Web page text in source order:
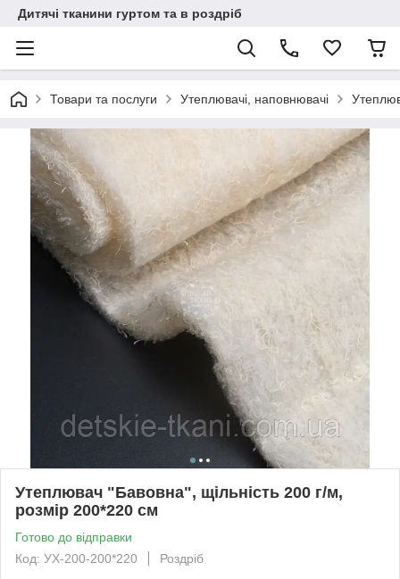
Дитячі тканини гуртом та в роздріб
Товари та послуги Утеплювачі, наповнювачі
Утеплювач "Бавовна", щільність 200 г/м,
розмір 200*220 см
Готово до відправки
Код: УХ-200-200*220
Роздріб